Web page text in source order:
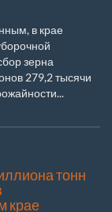
в крае
зерна
279,2 тысячи
тонн
крае